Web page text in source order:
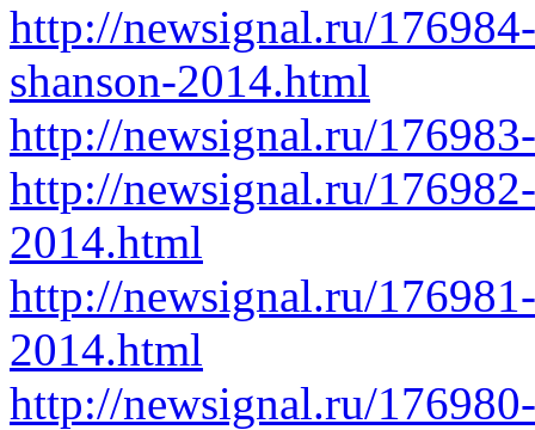
http://newsignal.ru/
shanson-2014.html
http://newsignal.ru/
http://newsignal.ru/
2014.html
http://newsignal.ru/
2014.html
http://newsignal.ru/